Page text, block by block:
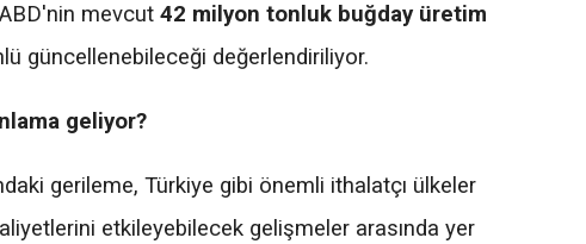
mevcut 42 milyon tonluk buğday üretim
güncellenebileceği değerlendiriliyor.
geliyor?
gerileme, Türkiye gibi önemli ithalatçı ülkeler
etkileyebilecek gelişmeler arasında yer